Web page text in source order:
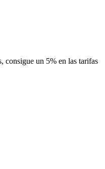
consigue un 5% en las tarifas